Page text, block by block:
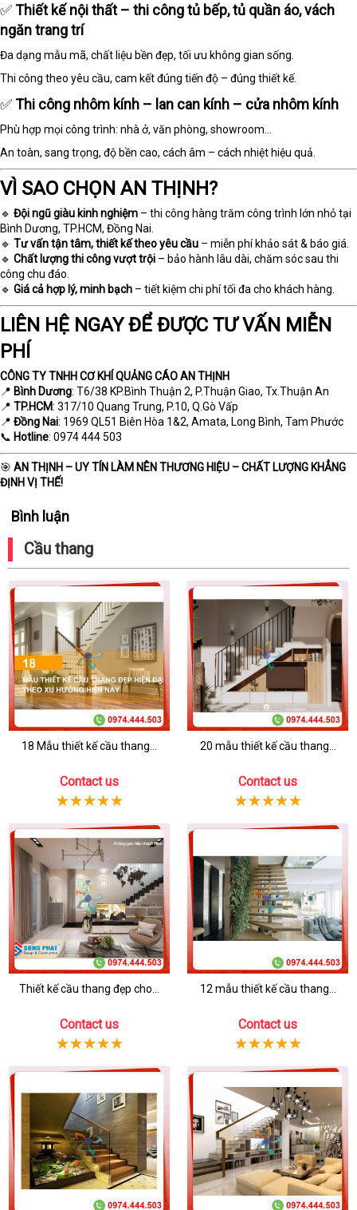
✅Thiết kế nội thất – thi công tủ bếp, tủ quần áo, vách
ngăn trang trí
Đa dạng mẫu mã, chất liệu bền đẹp, tối ưu không gian sống.
Thi công theo yêu cầu, cam kết đúng tiến độ – đúng thiết kế.
✅Thi công nhôm kính – lan can kính – cửa nhôm kính
Phù hợp mọi công trình: nhà ở, văn phòng, showroom…
An toàn, sang trọng, độ bền cao, cách âm – cách nhiệt hiệu quả.
VÌ SAO CHỌN AN THỊNH?
🔹 Đội ngũ giàu kinh nghiệm – thi công hàng trăm công trình lớn nhỏ tại
Bình Dương, TP.HCM, Đồng Nai.
🔹 Tư vấn tận tâm, thiết kế theo yêu cầu – miễn phí khảo sát & báo giá.
🔹 Chất lượng thi công vượt trội – bảo hành lâu dài, chăm sóc sau thi
công chu đáo.
🔹 Giá cả hợp lý, minh bạch – tiết kiệm chi phí tối đa cho khách hàng.
LIÊN HỆ NGAY ĐỂ ĐƯỢC TƯ VẤN MIỄN
PHÍ
CÔNG TY TNHH CƠ KHÍ QUẢNG CÁO AN THỊNH
📍 Bình Dương: T6/38 KP.Bình Thuận 2, P.Thuận Giao, Tx.Thuận An
📍 TP.HCM: 317/10 Quang Trung, P.10, Q.Gò Vấp
📍 Đồng Nai: 1969 QL51 Biên Hòa 1&2, Amata, Long Bình, Tam Phước
📞 Hotline: 0974 444 503
🎯 AN THỊNH – UY TÍN LÀM NÊN THƯƠNG HIỆU – CHẤT LƯỢNG KHẲNG
ĐỊNH VỊ THẾ!
Bình luận
Cầu thang
18 Mẫu thiết kế cầu thang...
Contact us
20 mẫu thiết kế cầu thang...
Contact us
Thiết kế cầu thang đẹp cho...
Contact us
12 mẫu thiết kế cầu thang...
Contact us